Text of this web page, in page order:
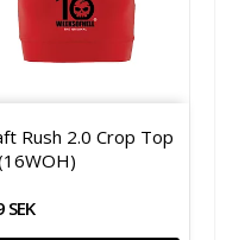
Rush 2.0 Crop Top
SEK